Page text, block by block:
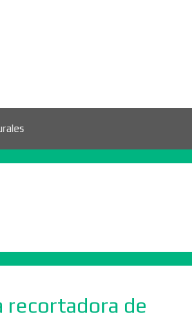
recortadora de